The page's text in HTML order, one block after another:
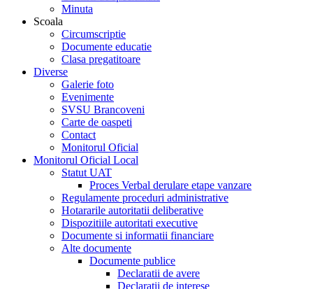
Minuta
Scoala
Circumscriptie
Documente educatie
Clasa pregatitoare
Diverse
Galerie foto
Evenimente
SVSU Brancoveni
Carte de oaspeti
Contact
Monitorul Oficial
Monitorul Oficial Local
Statut UAT
Proces Verbal derulare etape vanzare
Regulamente proceduri administrative
Hotararile autoritatii deliberative
Dispozitiile autoritati executive
Documente si informatii financiare
Alte documente
Documente publice
Declaratii de avere
Declaratii de interese